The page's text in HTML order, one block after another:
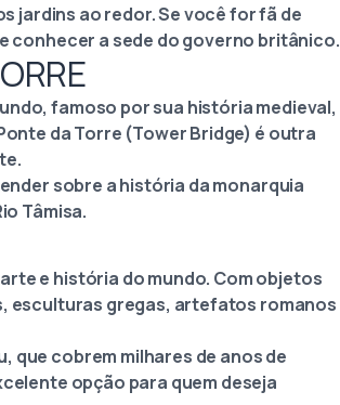
jardins ao redor. Se você for fã de
conhecer a sede do governo britânico.
famoso por sua história medieval,
da Torre (Tower Bridge) é outra
sobre a história da monarquia
Tâmisa.
e história do mundo. Com objetos
esculturas gregas, artefatos romanos
que cobrem milhares de anos de
opção para quem deseja